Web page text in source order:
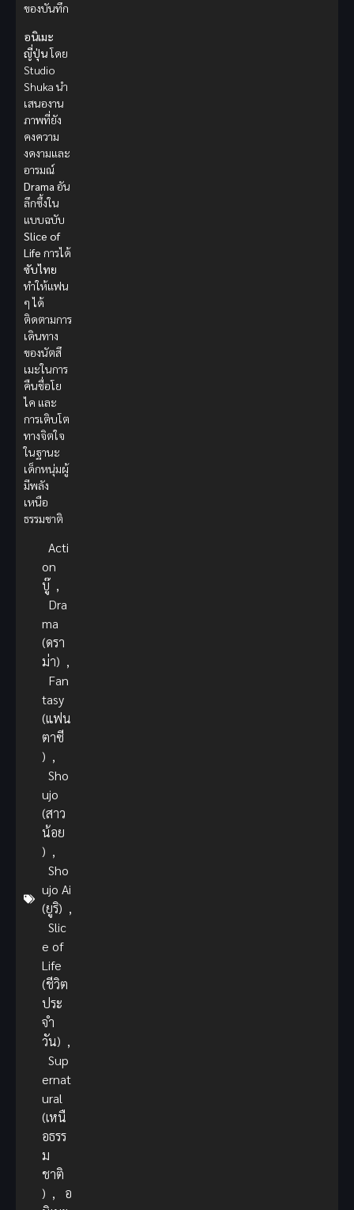
ของบันทึก
อนิเมะ
ญี่ปุ่นโดย
Studio
Shuka นำ
เสนองาน
ภาพที่ยัง
คงความ
งดงามและ
อารมณ์
Drama อัน
ลึกซึ้งใน
แบบฉบับ
Slice of
Life การได้
ซับไทย
ทำให้แฟน
ๆ ได้
ติดตามการ
เดินทาง
ของนัตสึ
เมะในการ
คืนชื่อโย
ไค และ
การเติบโต
ทางจิตใจ
ในฐานะ
เด็กหนุ่มผู้
มีพลัง
เหนือ
ธรรมชาติ
Acti
on
บู๊ ,
Dra
ma
(ดรา
ม่า) ,
Fan
tasy
(แฟน
ตาซี
) ,
Sho
ujo
(สาว
น้อย
) ,
Sho
ujo Ai
(ยูริ) ,
Slic
e of
Life
(ชีวิต
ประ
จำ
วัน) ,
Sup
ernat
ural
(เหนื
อธรร
ม
ชาติ
) ,
อ